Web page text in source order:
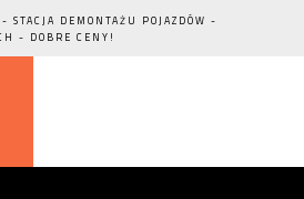
STACJA DEMONTAŻU POJAZDÓW -
- DOBRE CENY!